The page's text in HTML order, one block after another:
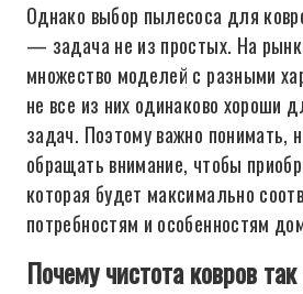
Однако выбор пылесоса для
— задача не из простых. На
множество моделей с разными
не все из них одинаково хороши
задач. Поэтому важно понимать,
обращать внимание, чтобы
которая будет максимально
потребностям и особенностям
Почему чистота ковров